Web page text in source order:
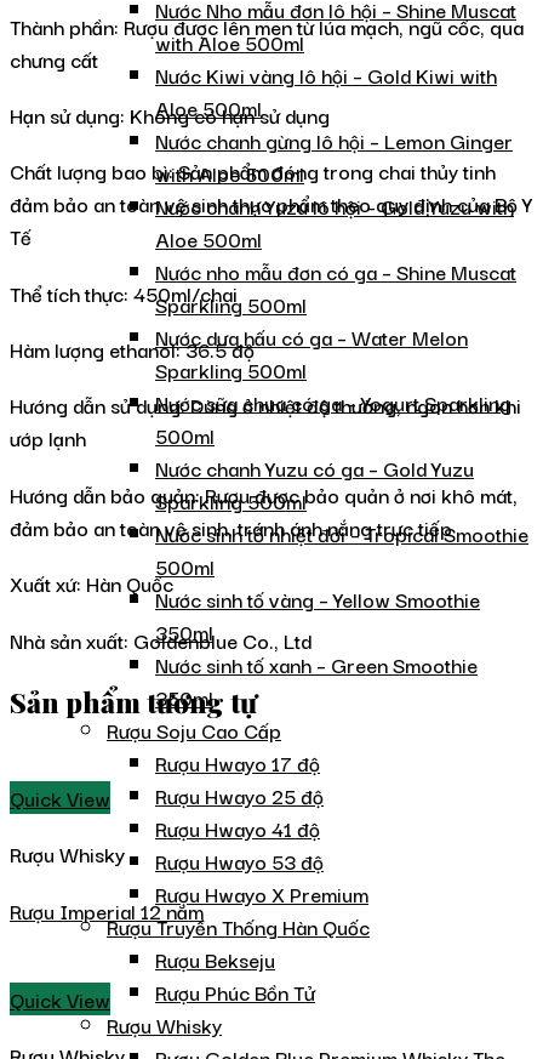
Nước Nho mẫu đơn lô hội – Shine Muscat
with Aloe 500ml
Nước Kiwi vàng lô hội – Gold Kiwi with
Aloe 500ml
Nước chanh gừng lô hội – Lemon Ginger
with Aloe 500ml
Nước chanh Yuzu lô hội – Gold Yuzu with
Aloe 500ml
Nước nho mẫu đơn có ga – Shine Muscat
Sparkling 500ml
Nước dưa hấu có ga – Water Melon
Sparkling 500ml
Nước sữa chua có ga – Yogurt Sparkling
500ml
Nước chanh Yuzu có ga – Gold Yuzu
Sparkling 500ml
Nước sinh tố nhiệt đới – Tropical Smoothie
500ml
Nước sinh tố vàng – Yellow Smoothie
350ml
Nước sinh tố xanh – Green Smoothie
350ml
Rượu Soju Cao Cấp
Rượu Hwayo 17 độ
Rượu Hwayo 25 độ
Rượu Hwayo 41 độ
Rượu Hwayo 53 độ
Rượu Hwayo X Premium
Rượu Truyền Thống Hàn Quốc
Rượu Bekseju
Rượu Phúc Bồn Tử
Rượu Whisky
Thành phần: Rượu được lên men từ lúa mạch, ngũ cốc, qua
chưng cất
Hạn sử dụng: Không có hạn sử dụng
Chất lượng bao bì: Sản phẩm đóng trong chai thủy tinh
đảm bảo an toàn vệ sinh thực phẩm theo quy định của Bộ Y
Tế
Thể tích thực: 450ml/chai
Hàm lượng ethanol: 36.5 độ
Hướng dẫn sử dụng: Dùng ở nhiệt độ thường, ngon hơn khi
ướp lạnh
Hướng dẫn bảo quản: Rượu được bảo quản ở nơi khô mát,
đảm bảo an toàn vệ sinh, tránh ánh nắng trực tiếp
Xuất xứ: Hàn Quốc
Nhà sản xuất: Goldenblue Co., Ltd
Sản phẩm tương tự
Quick View
Rượu Whisky
Rượu Imperial 12 năm
Quick View